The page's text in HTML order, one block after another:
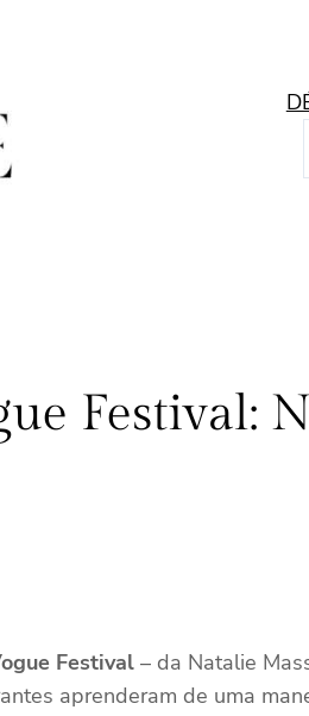
Festival:
Festival – da Natalie
aprenderam de uma